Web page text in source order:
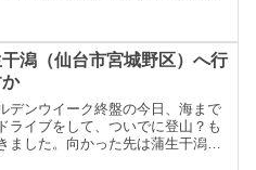
いておきます。前回は、宮城県の
キャラクター「むす...
潟（仙台市宮城野区）へ行
か
デンウイーク終盤の今日、海まで
ライブをして、ついでに登山？も
ました。向かった先は蒲生干潟、